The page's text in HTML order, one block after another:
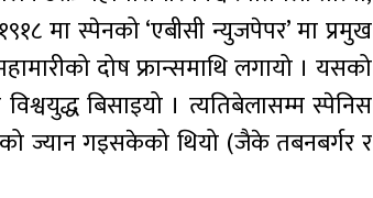
मा स्पेनको ‘एबीसी न्युजपेपर’ मा प्रमुख
दोष फ्रान्समाथि लगायो । यसको
बिसाइयो । त्यतिबेलासम्म स्पेनिस
ज्यान गइसकेको थियो (जैके तबनबर्गर र